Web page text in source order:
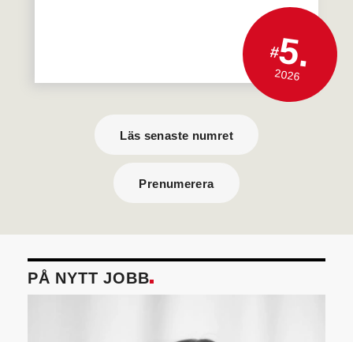
#5.
2026
Läs senaste numret
Prenumerera
PÅ NYTT JOBB